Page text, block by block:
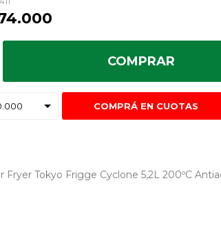
COMPRAR
COMPRÁ EN CUOTAS
Fryer Tokyo Frigge Cyclone 5,2L 200ºC